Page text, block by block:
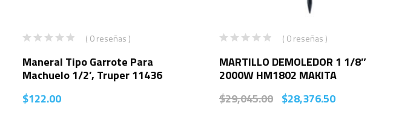
( 0 reseñas )
Maneral Tipo Garrote Para
Machuelo 1/2′, Truper 11436
$122.00
( 0 reseñas )
MARTILLO DEMOLEDOR 1 1/8″
2000W HM1802 MAKITA
$29,045.00 $28,376.50